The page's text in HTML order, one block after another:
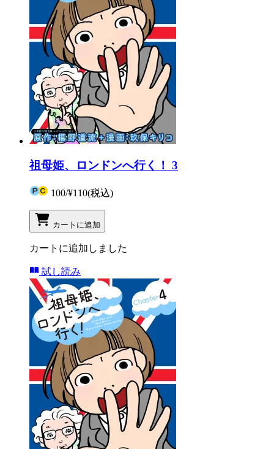
祖母姫、ロンドンへ行く！ 3
100/¥110(税込)
カートに追加
カートに追加しました
試し読み